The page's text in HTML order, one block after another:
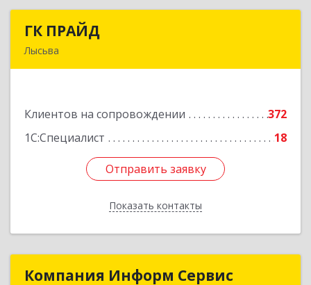
ГК ПРАЙД
Лысьва
Клиентов на сопровождении
372
1С:Специалист
18
Отправить заявку
Показать контакты
Подробнее
Отправить заявку
Назад
Компания Информ Сервис
Компания Информ Сервис